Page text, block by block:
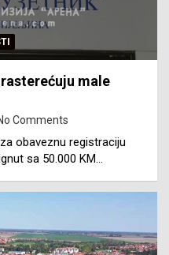
male
Comments
obaveznu registraciju
sa 50.000 KM…